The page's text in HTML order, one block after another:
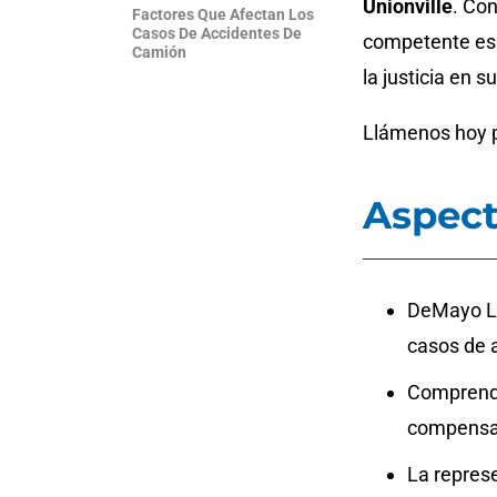
Factores Que Afectan Los
Casos De Accidentes De
Camión
Unionville.
competente
la justicia en
Llámenos hoy
DeMayo
casos de
La